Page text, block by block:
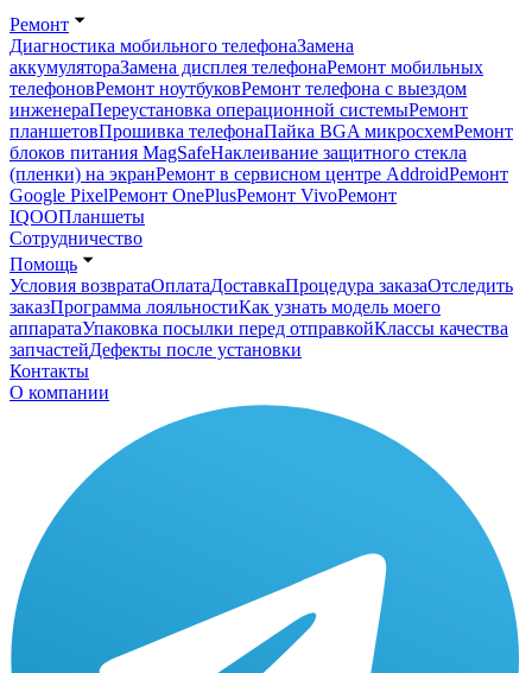
Ремонт
Диагностика мобильного телефонаЗамена
аккумулятораЗамена дисплея телефонаРемонт мобильных
телефоновРемонт ноутбуковРемонт телефона с выездом
инженераПереустановка операционной системыРемонт
планшетовПрошивка телефонаПайка BGA микросхемРемонт
блоков питания MagSafeНаклеивание защитного стекла
(пленки) на экранРемонт в сервисном центре AddroidРемонт
Google PixelРемонт OnePlusРемонт VivoРемонт
IQOOПланшеты
Сотрудничество
Помощь
Условия возвратаОплатаДоставкаПроцедура заказаОтследить
заказПрограмма лояльностиКак узнать модель моего
аппаратаУпаковка посылки перед отправкойКлассы качества
запчастейДефекты после установки
Контакты
О компании